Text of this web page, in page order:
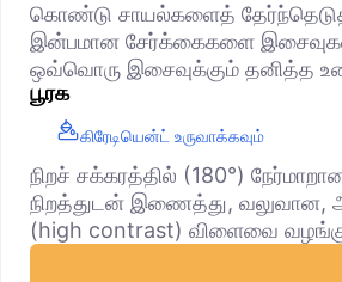
கொண்டு சாயல்களைத்
இன்பமான சேர்க்கைகளை
ஒவ்வொரு இசைவுக்கும் தனித்த
பூரக
கிரேடியென்ட் உருவாக்கவும்
நிறச் சக்கரத்தில் (180°)
நிறத்துடன் இணைத்து, வலுவான,
(high contrast) விளைவை